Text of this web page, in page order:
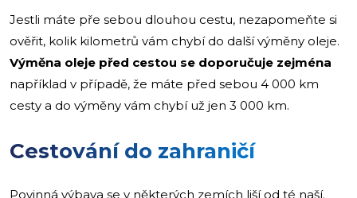
Jestli máte pře sebou dlouhou cestu, nezapomeňte si
ověřit, kolik kilometrů vám chybí do další výměny oleje.
Výměna oleje před cestou se doporučuje zejména
například v případě, že máte před sebou 4 000 km
cesty a do výměny vám chybí už jen 3 000 km.
Cestování do zahraničí
Povinná výbava se v některých zemích liší od té naší.